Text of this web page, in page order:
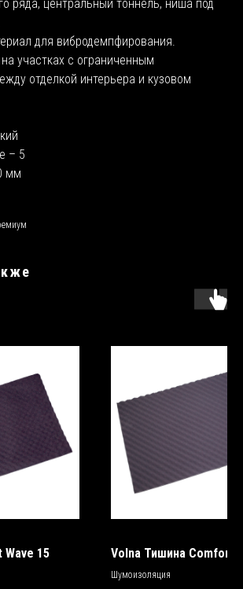
ряда, центральный тоннель, ниша под
для вибродемпфирования.
участках с ограниченным
отделкой интерьера и кузовом
– 5
мм
15 Volna Тишина
Шумоизоляция